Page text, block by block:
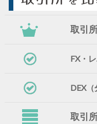
取引
FX・
DEX
取引